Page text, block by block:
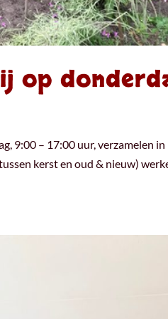
op
9:00 – 17:00 uur, verzamelen
kerst en oud & nieuw)